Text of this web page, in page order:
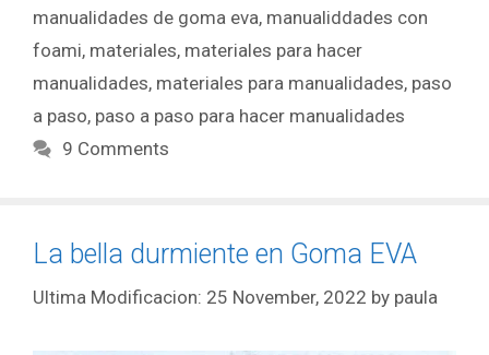
manualidades de goma eva, manualiddades con
foami, materiales, materiales para hacer
manualidades, materiales para manualidades, paso
a paso, paso a paso para hacer manualidades
9 Comments
La bella durmiente en Goma EVA
25 November, 2022 by paula